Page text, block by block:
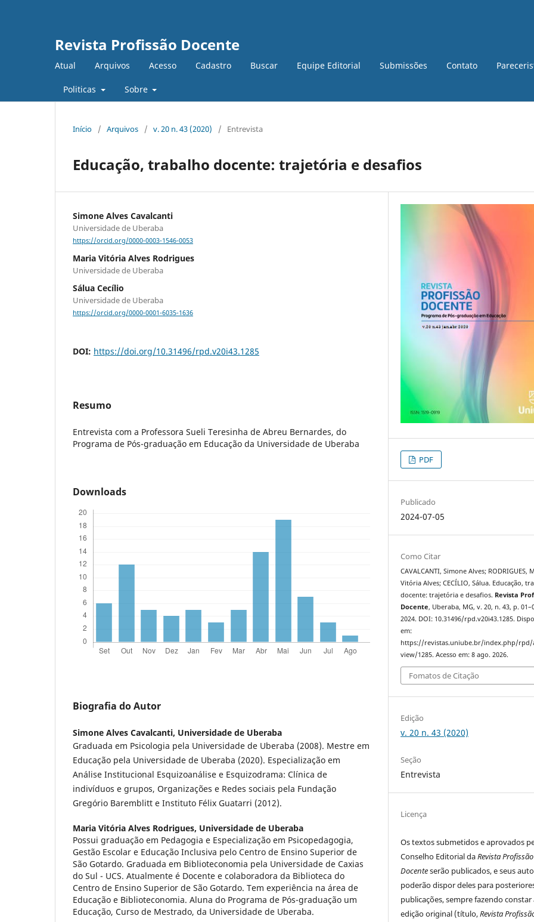
Revista Profissão Docente
Atual Arquivos Acesso Cadastro Buscar Equipe Editorial Submissões Contato
Politicas Sobre
Início / Arquivos / v. 20 n. 43 (2020) / Entrevista
Educação, trabalho docente: trajetória e desafios
Simone Alves Cavalcanti
Universidade de Uberaba
https://orcid.org/0000-0003-1546-0053
Maria Vitória Alves Rodrigues
Universidade de Uberaba
Sálua Cecílio
Universidade de Uberaba
https://orcid.org/0000-0001-6035-1636
DOI: https://doi.org/10.31496/rpd.v20i43.1285
Resumo
Entrevista com a Professora Sueli Teresinha de Abreu Bernardes, do
Programa de Pós-graduação em Educação da Universidade de Uberaba
Downloads
Biografia do Autor
Simone Alves Cavalcanti, Universidade de Uberaba
Graduada em Psicologia pela Universidade de Uberaba (2008). Mestre em
Educação pela Universidade de Uberaba (2020). Especialização em
Análise Institucional Esquizoanálise e Esquizodrama: Clínica de
indivíduos e grupos, Organizações e Redes sociais pela Fundação
Gregório Baremblitt e Instituto Félix Guatarri (2012).
Maria Vitória Alves Rodrigues, Universidade de Uberaba
Possui graduação em Pedagogia e Especialização em Psicopedagogia,
Gestão Escolar e Educação Inclusiva pelo Centro de Ensino Superior de
São Gotardo. Graduada em Biblioteconomia pela Universidade de Caxias
do Sul - UCS. Atualmente é Docente e colaboradora da Biblioteca do
Centro de Ensino Superior de São Gotardo. Tem experiência na área de
Educação e Biblioteconomia. Aluna do Programa de Pós-graduação um
Educação, Curso de Mestrado, da Universidade de Uberaba.
PDF
Publicado
2024-07-05
Como Citar
CAVALCANTI, Simone Alves; RODRIGUES,
Vitória Alves; CECÍLIO, Sálua. Educação,
docente: trajetória e desafios. Revista
Docente, Uberaba, MG, v. 20, n. 43, p.
2024. DOI: 10.31496/rpd.v20i43.1285.
em:
https://revistas.uniube.br/index.php/rpd/
view/1285. Acesso em: 8 ago. 2026.
Fomatos de Citação
Edição
v. 20 n. 43 (2020)
Seção
Entrevista
Licença
Os textos submetidos e aprovados
Conselho Editorial daRevista Profissão
Docenteserão publicados, e seus
poderão dispor deles para
publicações, sempre fazendo constar
edição original (título,Revista